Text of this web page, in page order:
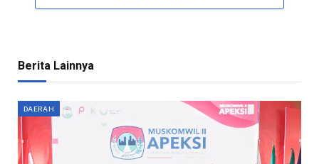
Berita Lainnya
DAERAH